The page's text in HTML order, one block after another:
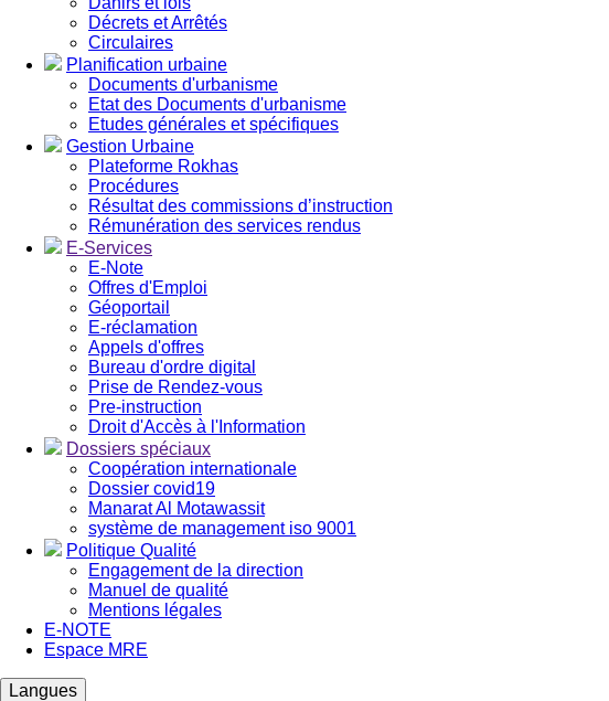
Décrets et Arrêtés
Circulaires
Planification urbaine
Documents d'urbanisme
Etat des Documents d'urbanisme
Etudes générales et spécifiques
Gestion Urbaine
Plateforme Rokhas
Procédures
Résultat des commissions d’instruction
Rémunération des services rendus
E-Services
E-Note
Offres d'Emploi
Géoportail
E-réclamation
Appels d'offres
Bureau d'ordre digital
Prise de Rendez-vous
Pre-instruction
Droit d'Accès à l'Information
Dossiers spéciaux
Coopération internationale
Dossier covid19
Manarat Al Motawassit
système de management iso 9001
Politique Qualité
Engagement de la direction
Manuel de qualité
Mentions légales
E-NOTE
Espace MRE
Langues